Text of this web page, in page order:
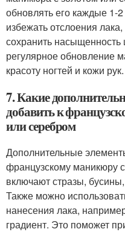
обновлять его каждые 1-
избежать отслоения
сохранить насыщенность
регулярное обновление
красоту ногтей и кожи рук.
7. Какие
добавить к
или серебром
Дополнительные
французскому маникюру
включают стразы,
Также можно
нанесения лака,
градиент. Это поможет